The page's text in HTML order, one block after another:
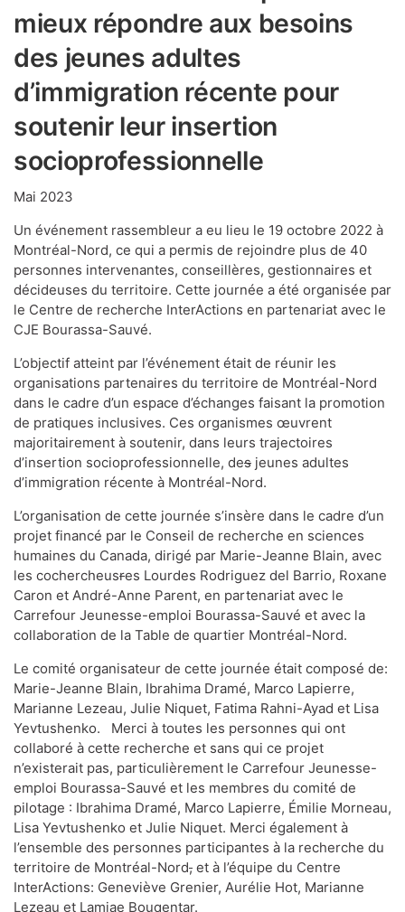
mieux répondre aux besoins
des jeunes adultes
d’immigration récente pour
soutenir leur insertion
socioprofessionnelle
Mai 2023
Un événement rassembleur a eu lieu le 19 octobre 2022 à
Montréal-Nord, ce qui a permis de rejoindre plus de 40
personnes intervenantes, conseillères, gestionnaires et
décideuses du territoire. Cette journée a été organisée par
le Centre de recherche InterActions en partenariat avec le
CJE Bourassa-Sauvé.
L’objectif atteint par l’événement était de réunir les
organisations partenaires du territoire de Montréal-Nord
dans le cadre d’un espace d’échanges faisant la promotion
de pratiques inclusives. Ces organismes œuvrent
majoritairement à soutenir, dans leurs trajectoires
d’insertion socioprofessionnelle, des jeunes adultes
d’immigration récente à Montréal-Nord.
L’organisation de cette journée s’insère dans le cadre d’un
projet financé par le Conseil de recherche en sciences
humaines du Canada, dirigé par Marie-Jeanne Blain, avec
les cochercheusres Lourdes Rodriguez del Barrio, Roxane
Caron et André-Anne Parent, en partenariat avec le
Carrefour Jeunesse-emploi Bourassa-Sauvé et avec la
collaboration de la Table de quartier Montréal-Nord.
Le comité organisateur de cette journée était composé de:
Marie-Jeanne Blain, Ibrahima Dramé, Marco Lapierre,
Marianne Lezeau, Julie Niquet, Fatima Rahni-Ayad et Lisa
Yevtushenko. Merci à toutes les personnes qui ont
collaboré à cette recherche et sans qui ce projet
n’existerait pas, particulièrement le Carrefour Jeunesse-
emploi Bourassa-Sauvé et les membres du comité de
pilotage : Ibrahima Dramé, Marco Lapierre, Émilie Morneau,
Lisa Yevtushenko et Julie Niquet. Merci également à
l’ensemble des personnes participantes à la recherche du
territoire de Montréal-Nord, et à l’équipe du Centre
InterActions: Geneviève Grenier, Aurélie Hot, Marianne
Lezeau et Lamiae Bouqentar.